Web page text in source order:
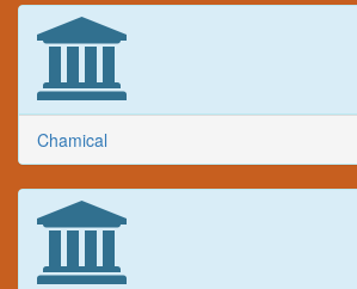
Chamical